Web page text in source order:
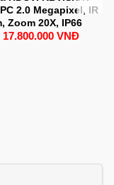
2.0 Megapixel, IR
Zoom 20X, IP66
VNĐ